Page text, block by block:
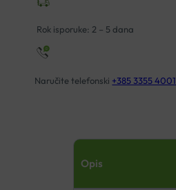
Rok isporuke: 2 – 5 dana
Naručite telefonski +385 3355 4001
Opis